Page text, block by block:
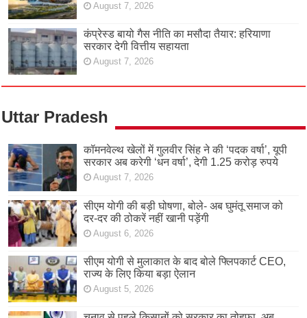
August 7, 2026
कंप्रेस्ड बायो गैस नीति का मसौदा तैयार: हरियाणा
सरकार देगी वित्तीय सहायता
August 7, 2026
Uttar Pradesh
कॉमनवेल्थ खेलों में गुलवीर सिंह ने की ‘पदक वर्षा’, यूपी
सरकार अब करेगी ‘धन वर्षा’, देगी 1.25 करोड़ रुपये
August 7, 2026
सीएम योगी की बड़ी घोषणा, बोले- अब घुमंतू समाज को
दर-दर की ठोकरें नहीं खानी पड़ेंगी
August 6, 2026
सीएम योगी से मुलाकात के बाद बोले फ्लिपकार्ट CEO,
राज्य के लिए किया बड़ा ऐलान
August 5, 2026